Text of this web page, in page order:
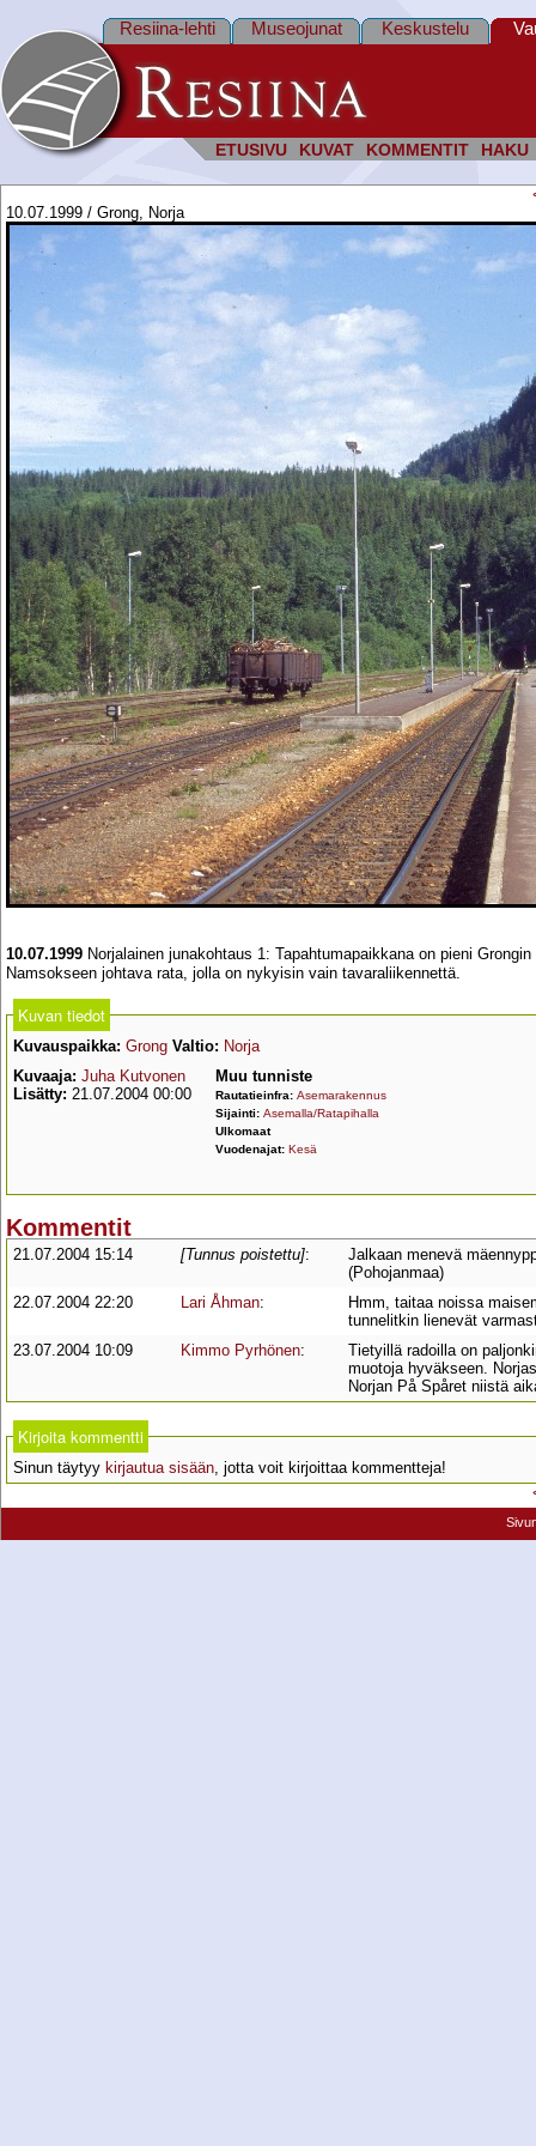
ETUSIVU KUVAT KOMMENTIT HAKU
Resiina-lehti Museojunat Keskustelu
10.07.1999 / Grong, Norja
10.07.1999 Norjalainen junakohtaus 1: Tapahtumapaikkana on pieni
Namsokseen johtava rata, jolla on nykyisin vain tavaraliikennettä.
Kuvan tiedot
Kuvauspaikka: Grong Valtio: Norja
Kuvaaja: Juha Kutvonen
Lisätty: 21.07.2004 00:00
Muu tunniste
Rautatieinfra: Asemarakennus
Sijainti: Asemalla/Ratapihalla
Ulkomaat
Vuodenajat: Kesä
Kommentit
21.07.2004 15:14 [Tunnus poistettu]:
Jalkaan menevä
(Pohojanmaa)
22.07.2004 22:20
Lari Åhman:
Hmm, taitaa noissa
tunnelitkin lienevät
23.07.2004 10:09
Kimmo Pyrhönen:
Tietyillä radoilla on
muotoja hyväkseen.
Norjan På Spåret niistä
Kirjoita kommentti
Sinun täytyy kirjautua sisään, jotta voit kirjoittaa kommentteja!